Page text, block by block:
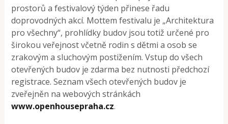
prostorů a festivalový týden přinese řadu
doprovodných akcí. Mottem festivalu je „Architektura
pro všechny“, prohlídky budov jsou totiž určené pro
širokou veřejnost včetně rodin s dětmi a osob se
zrakovým a sluchovým postižením. Vstup do všech
otevřených budov je zdarma bez nutnosti předchozí
registrace. Seznam všech otevřených budov je
zveřejněn na webových stránkách
www.openhousepraha.cz.